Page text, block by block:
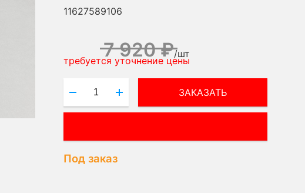
11627589106
7 920 ₽/шт
требуется уточнение цены
ЗАКАЗАТЬ
Под заказ